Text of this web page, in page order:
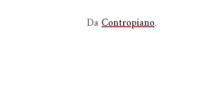
Da Contropiano.